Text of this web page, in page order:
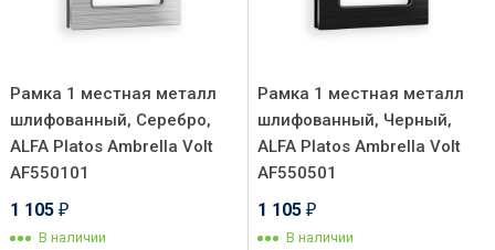
Рамка 1 местная металл
шлифованный, Серебро,
ALFA Platos Ambrella Volt
AF550101
1 105 ₽
В наличии
Рамка 1 местная металл
шлифованный, Черный,
ALFA Platos Ambrella Volt
AF550501
1 105 ₽
В наличии